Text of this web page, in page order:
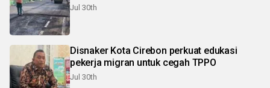
Jul 30th
Disnaker Kota Cirebon perkuat edukasi
pekerja migran untuk cegah TPPO
Jul 30th